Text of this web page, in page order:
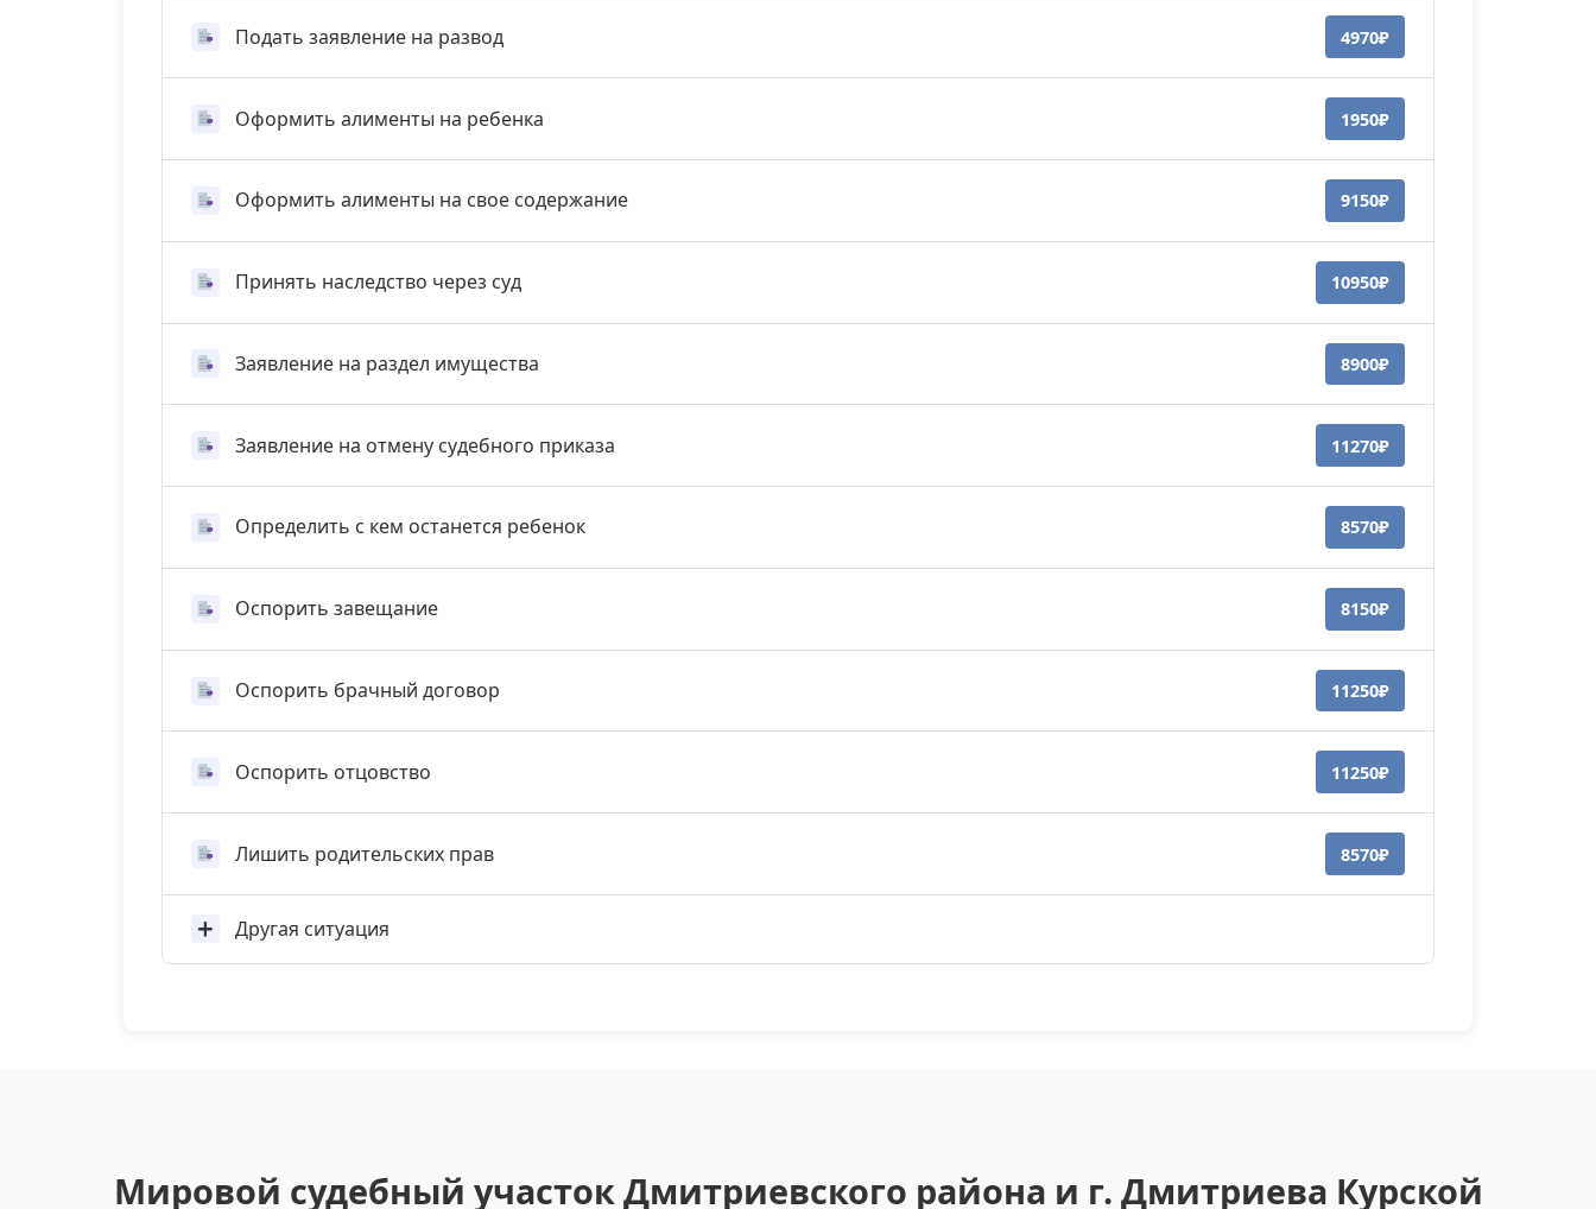
Подать заявление на развод 4970₽
Оформить алименты на ребенка 1950₽
Оформить алименты на свое содержание 9150₽
Принять наследство через суд 10950₽
Заявление на раздел имущества 8900₽
Заявление на отмену судебного приказа 11270₽
Определить с кем останется ребенок 8570₽
Оспорить завещание 8150₽
Оспорить брачный договор 11250₽
Оспорить отцовство 11250₽
Лишить родительских прав 8570₽
Другая ситуация
Мировой судебный участок Дмитриевского района и г. Дмитриева Курской